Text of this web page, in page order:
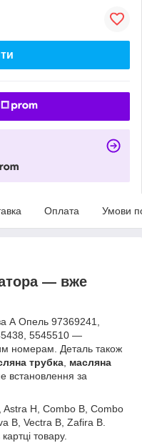
Оплата Умови
— вже
А Опель 97369241,
5545510 —
номерам. Деталь також
трубка, масляна
встановлення за
Astra H, Combo B, Combo
B, Vectra B, Zafira B.
товару.